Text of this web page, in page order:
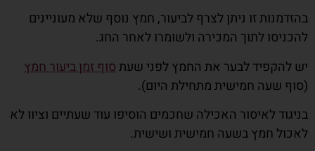
בהזדמנות זו ניתן לצרף לביעור, חמץ נוסף שלא מעוניינים
להכניסו לתוך המכירה ולשומרו לאחר החג.
יש להקפיד לבער את החמץ לפני שעתסוף זמן ביעור חמץ
(סוף שעה חמישית מתחילת היום).
בניגוד לאיסור האכילה שחכמים הוסיפו עוד שעתיים וציוו לא
לאכול חמץ בשעה חמישית ושישית.